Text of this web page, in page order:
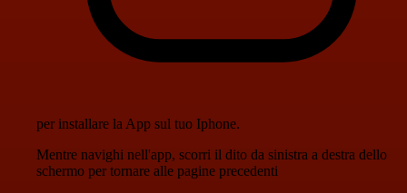
per installare la App sul tuo Iphone.
Mentre navighi nell'app, scorri il dito da sinistra a destra dello
schermo per tornare alle pagine precedenti